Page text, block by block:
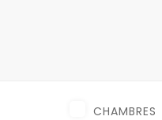
CHAMBRES